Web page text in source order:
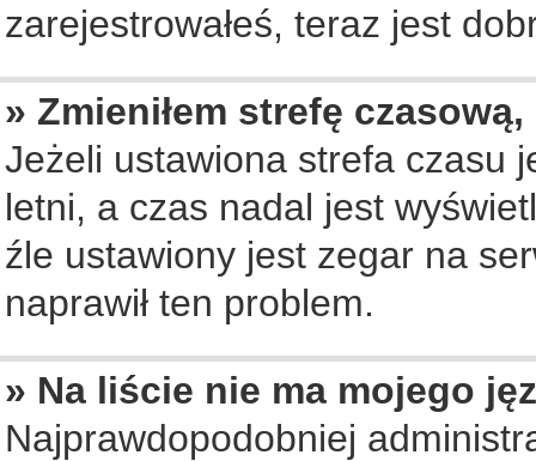
zarejestrowałeś, teraz jest
» Zmieniłem strefę
Jeżeli ustawiona strefa czasu
letni, a czas nadal jest
źle ustawiony jest zegar na
naprawił ten problem.
» Na liście nie ma mojego
Najprawdopodobniej